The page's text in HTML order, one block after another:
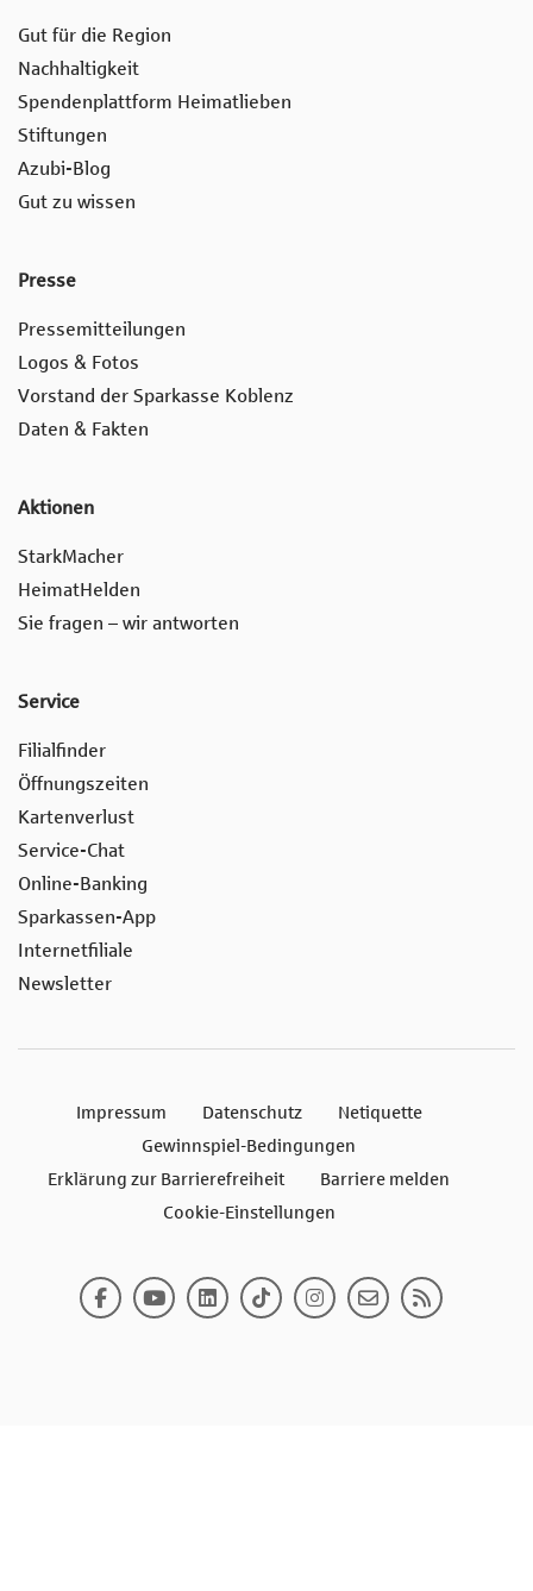
Gut für die Region
Nachhaltigkeit
Spendenplattform Heimatlieben
Stiftungen
Azubi-Blog
Gut zu wissen
Presse
Pressemitteilungen
Logos & Fotos
Vorstand der Sparkasse Koblenz
Daten & Fakten
Aktionen
StarkMacher
HeimatHelden
Sie fragen – wir antworten
Service
Filialfinder
Öffnungszeiten
Kartenverlust
Service-Chat
Online-Banking
Sparkassen-App
Internetfiliale
Newsletter
Impressum Datenschutz
Netiquette
Gewinnspiel-Bedingungen
Erklärung zur Barrierefreiheit
Barriere melden
Cookie-Einstellungen